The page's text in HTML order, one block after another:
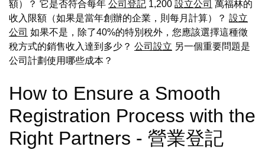
額）？ 它是否符合每年 公司登記 1,200 設立公司 萬福林的
收入限額（如果是當年創辦的企業，則每月計算）？ 設立
公司 如果不是，除了40%的特別稅外，您應該選擇這種徵
稅方式的銷售收入達到多少？ 公司設立 另一個重要問題是
公司計劃使用哪些成本？
How to Ensure a Smooth
Registration Process with the
Right Partners - 營業登記